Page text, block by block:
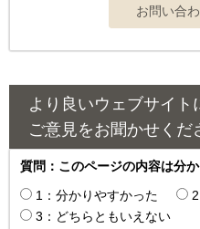
より良いウェブサイ
ご意見をお聞かせくだ
質問：このページの内容は分
1：分かりやすかった
3：どちらともいえない